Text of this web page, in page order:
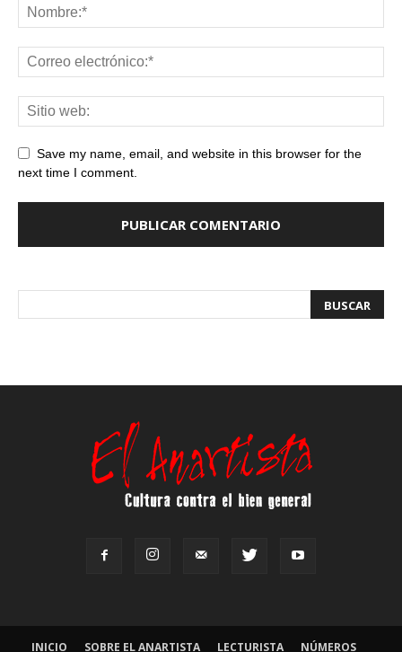
Save my name, email, and website in this browser for the
next time I comment.
INICIO SOBRE EL ANARTISTA LECTURISTA NÚMEROS